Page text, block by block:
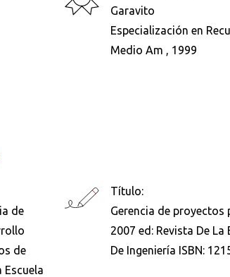
Garavito
Especialización en
Medio Am , 1999
de
de
Escuela
Título:
Gerencia de proyectos
2007 ed: Revista De
De Ingeniería ISBN: